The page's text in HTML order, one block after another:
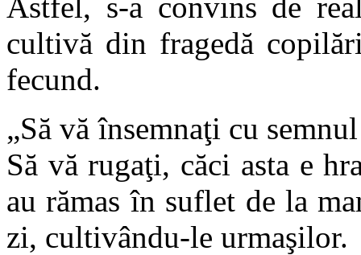
cultivă din fragedă
fecund.
„Să vă însemnaţi cu
Să vă rugaţi, căci asta e
au rămas în suflet de la
zi, cultivându-le urmaşilor.